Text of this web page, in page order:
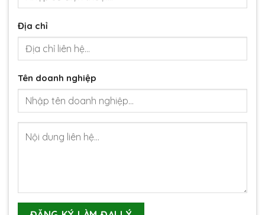
Địa chỉ
Tên doanh nghiệp